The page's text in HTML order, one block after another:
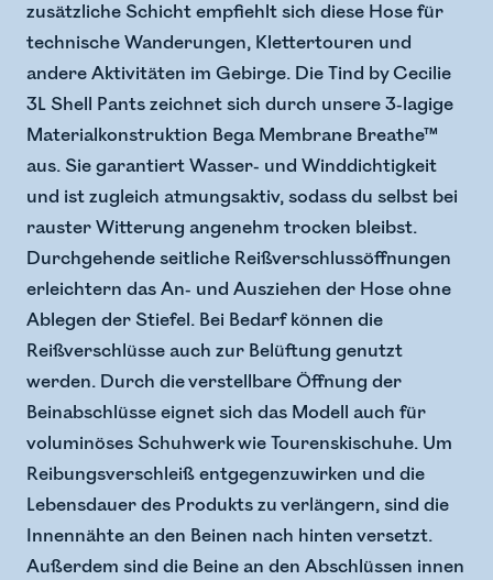
zusätzliche Schicht empfiehlt sich diese Hose für
technische Wanderungen, Klettertouren und
andere Aktivitäten im Gebirge. Die Tind by Cecilie
3L Shell Pants zeichnet sich durch unsere 3-lagige
Materialkonstruktion Bega Membrane Breathe™
aus. Sie garantiert Wasser- und Winddichtigkeit
und ist zugleich atmungsaktiv, sodass du selbst bei
rauster Witterung angenehm trocken bleibst.
Durchgehende seitliche Reißverschlussöffnungen
erleichtern das An- und Ausziehen der Hose ohne
Ablegen der Stiefel. Bei Bedarf können die
Reißverschlüsse auch zur Belüftung genutzt
werden. Durch die verstellbare Öffnung der
Beinabschlüsse eignet sich das Modell auch für
voluminöses Schuhwerk wie Tourenskischuhe. Um
Reibungsverschleiß entgegenzuwirken und die
Lebensdauer des Produkts zu verlängern, sind die
Innennähte an den Beinen nach hinten versetzt.
Außerdem sind die Beine an den Abschlüssen innen